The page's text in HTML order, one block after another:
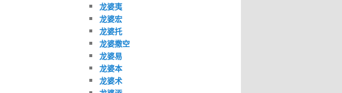
龙婆夷
龙婆宏
龙婆托
龙婆撒空
龙婆易
龙婆本
龙婆术